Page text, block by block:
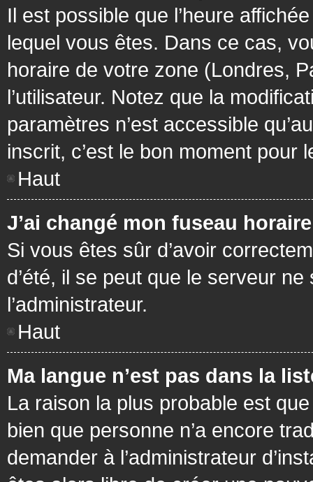
Il est possible que l’heure
lequel vous êtes. Dans ce cas,
horaire de votre zone (Londres,
l’utilisateur. Notez que la
paramètres n’est accessible
inscrit, c’est le bon moment pour
Haut
J’ai changé mon fuseau
Si vous êtes sûr d’avoir
d’été, il se peut que le serveur
l’administrateur.
Haut
Ma langue n’est pas dans la
La raison la plus probable est
bien que personne n’a encore
demander à l’administrateur